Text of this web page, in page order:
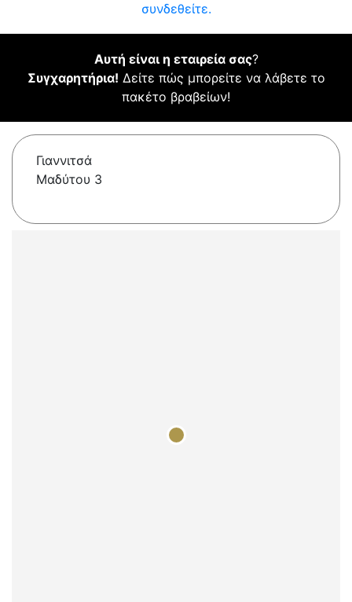
συνδεθείτε.
Αυτή είναι η εταιρεία σας?
Συγχαρητήρια! Δείτε πώς μπορείτε να λάβετε το
πακέτο βραβείων!
Γιαννιτσά
Μαδύτου 3